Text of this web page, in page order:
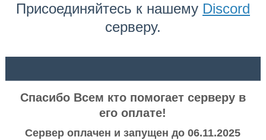
Присоединяйтесь к нашему Discord
серверу.
Спасибо Всем кто помогает серверу в
его оплате!
Сервер оплачен и запущен до 06.11.2025